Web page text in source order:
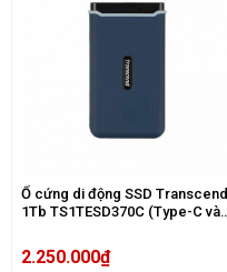
Ổ cứng di động SSD Transcend
1Tb TS1TESD370C (Type-C và
Xanh)
2.250.000₫